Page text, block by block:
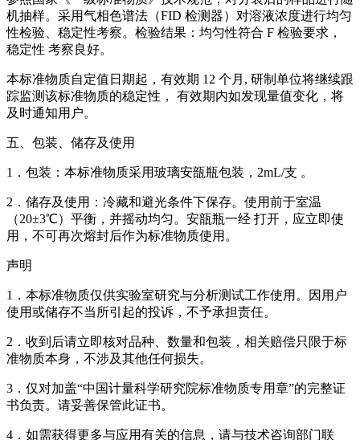
机抽样。采用气相色谱法（FID 检测器）对溶液浓度进行均匀
性检验、稳定性考察。检验结果：均匀性符合 F 检验要求，
稳定性 考察良好。
本标准物质自定值日期起，有效期 12 个月, 研制单位将继续跟
踪监测该标准物质的稳定性， 有效期内如发现量值变化，将
及时通知用户。
五、包装、储存及使用
1．包装：本标准物质采用玻璃安瓿瓶包装，2mL/支 。
2．储存及使用：冷藏和避光条件下保存。使用前于室温
（20±3℃）平衡，并摇动均匀。安瓿瓶一经 打开，应立即使
用，不可再次熔封后作为标准物质使用。
声明
1．本标准物质仅供实验室研究与分析测试工作使用。因用户
使用或储存不当所引起的投诉，不予承担责任。
2．收到后请立即核对品种、数量和包装，相关赔偿只限于标
准物质本身，不涉及其他任何损失。
3．仅对加盖“中国计量科学研究院标准物质专用章”的完整证
书负责。请妥善保管此证书。
4．如需获得更多与应用有关的信息，请与技术咨询部门联